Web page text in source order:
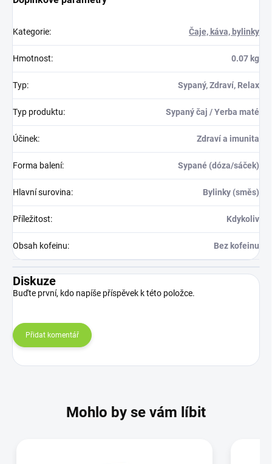
Kategorie: Čaje, káva, bylinky
Hmotnost: 0.07 kg
Typ: Sypaný, Zdraví, Relax
Typ produktu: Sypaný čaj / Yerba maté
Účinek: Zdraví a imunita
Forma balení: Sypané (dóza/sáček)
Hlavní surovina: Bylinky (směs)
Příležitost: Kdykoliv
Obsah kofeinu: Bez kofeinu
Diskuze
Buďte první, kdo napíše příspěvek k této položce.
Přidat komentář
Mohlo by se vám líbit